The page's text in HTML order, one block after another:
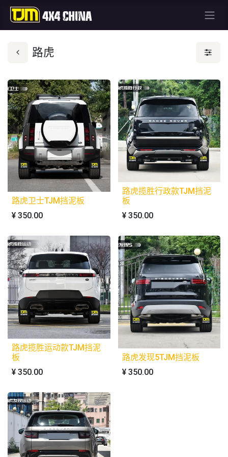
路虎
路虎卫士TJM挡泥板
¥ 350.00
路虎揽胜行政款TJM挡泥
板
¥ 350.00
路虎揽胜运动款TJM挡泥
板
¥ 350.00
路虎发现5TJM挡泥板
¥ 350.00